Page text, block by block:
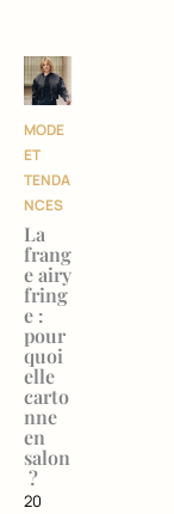
MODE
ET
TENDA
NCES
La
frang
e airy
fring
e :
pour
quoi
elle
carto
nne
en
salon
?
20